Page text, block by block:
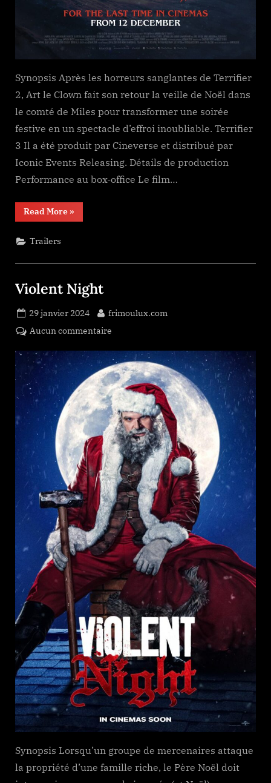
Synopsis Après les horreurs sanglantes de Terrifier
2, Art le Clown fait son retour la veille de Noël dans
le comté de Miles pour transformer une soirée
festive en un spectacle d’effroi inoubliable. Terrifier
3 Il a été produit par Cineverse et distribué par
Iconic Events Releasing. Détails de production
Performance au box-office Le film…
Read More“Terrifier
3”
»
Trailers
Violent Night
Posted
on
29 janvier 2024 By
frimoulux.com
Aucun commentaire
Night
Synopsis Lorsqu’un groupe de mercenaires attaque
la propriété d’une famille riche, le Père Noël doit